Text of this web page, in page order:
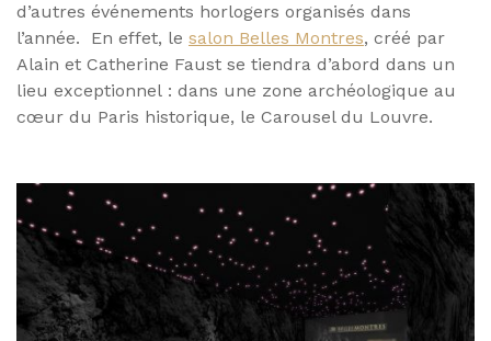
d’autres événements horlogers organisés dans
l’année. En effet, le salon Belles Montres, créé par
Alain et Catherine Faust se tiendra d’abord dans un
lieu exceptionnel : dans une zone archéologique au
cœur du Paris historique, le Carousel du Louvre.